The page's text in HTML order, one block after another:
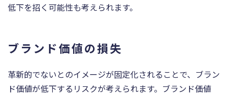
低下を招く可能性も考えられます。
ブランド価値の損失
革新的でないとのイメージが固定化されることで、ブラン
ド価値が低下するリスクが考えられます。ブランド価値